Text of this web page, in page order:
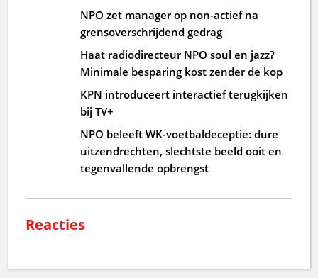
NPO zet manager op non-actief na
grensoverschrijdend gedrag
Haat radiodirecteur NPO soul en jazz?
Minimale besparing kost zender de kop
KPN introduceert interactief terugkijken
bij TV+
NPO beleeft WK-voetbaldeceptie: dure
uitzendrechten, slechtste beeld ooit en
tegenvallende opbrengst
Reacties